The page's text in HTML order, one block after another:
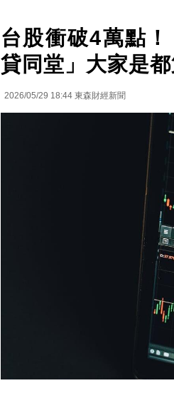
台股衝破4萬點
貸同堂」大家是
2026/05/29 18:44 東森財經新聞